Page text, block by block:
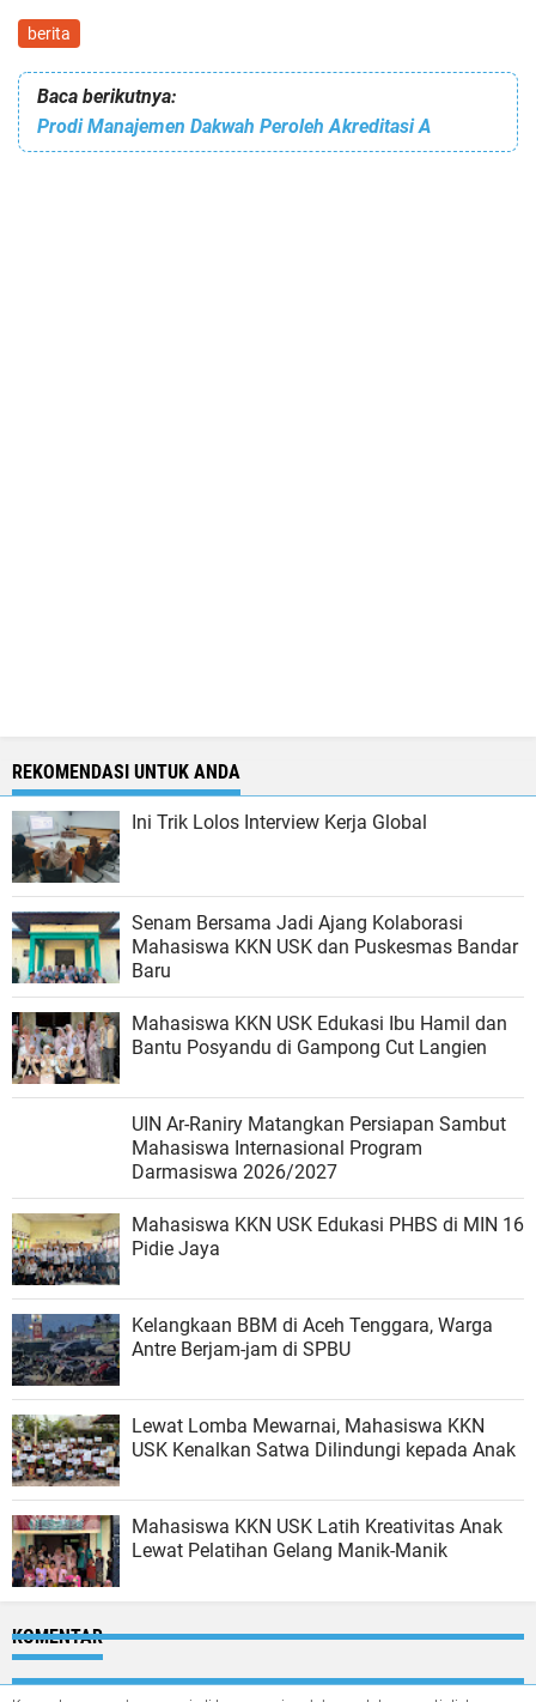
berita
Baca berikutnya:
Prodi Manajemen Dakwah Peroleh Akreditasi A
REKOMENDASI UNTUK ANDA
Ini Trik Lolos Interview Kerja Global
Senam Bersama Jadi Ajang Kolaborasi
Mahasiswa KKN USK dan Puskesmas Bandar
Baru
Mahasiswa KKN USK Edukasi Ibu Hamil dan
Bantu Posyandu di Gampong Cut Langien
UIN Ar-Raniry Matangkan Persiapan Sambut
Mahasiswa Internasional Program
Darmasiswa 2026/2027
Mahasiswa KKN USK Edukasi PHBS di MIN 16
Pidie Jaya
Kelangkaan BBM di Aceh Tenggara, Warga
Antre Berjam-jam di SPBU
Lewat Lomba Mewarnai, Mahasiswa KKN
USK Kenalkan Satwa Dilindungi kepada Anak
Mahasiswa KKN USK Latih Kreativitas Anak
Lewat Pelatihan Gelang Manik-Manik
KOMENTAR